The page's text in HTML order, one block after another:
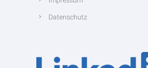
Datenschutz